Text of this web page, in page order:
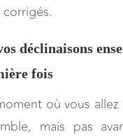
déclinaisons
fois
où vous allez
mais pas